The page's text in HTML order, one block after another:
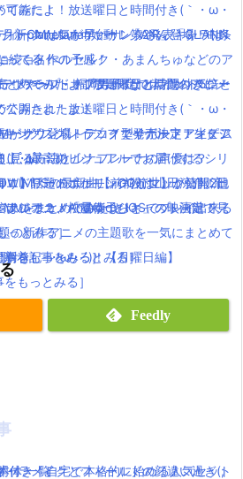
新CMは気が早いサンタさん登場！中条
ってる！
トや〜！」福岡県限定でポイント5倍と
ングスグレイブ ファイナルファンタジ
見る方法とルナフレーナの声優は？
エドワードエルリック役は山田涼介！他
フジオカ、松雪泰子らキャスト決定！
っとみる］
可能に！
ィークカルネヴァーレ第2発表キャラは
！ワールドオブファイナルファンタジー
公開されたよ！
ーグリ登場！デコイ型サポートアイテム
(( ﾟдﾟ ；)))
り】話題のポケモンGOがマック情報流
はいつ？！AndroidとiOSでプレイ出来る
新着記事をもっとみる］
トplanetarian始動！「AIR」「CLANN
続く名作の予感！
ヴァンプ・チア男子!!など話題のアニメ
てみたよ！放送曜日と時間付き(｀・ω・
上、最高のビジュアルでお届けするシリ
ナルアニメ「星待つひと」の映画館で見
事をもっとみる］
てみたよ！放送曜日と時間付き(｀・ω・
ジョ・べルセルク・あまんちゅなどのア
とめてみたよ！放送曜日と時間付き(｀・
がサウンドトラックで発売決定！生ピア
｀・ω・´)
の最新曲【前前前世】が公開2日
をまとめてみたよ！
の新作アニメの主題歌を一気にまとめて
き(｀・ω・´)！【月曜日編】
もっとみる］
Feedly
ャラメイクとフィールドの顔違い過ぎ(;
付き！自宅で本格的に始める人気セット
体 一覧